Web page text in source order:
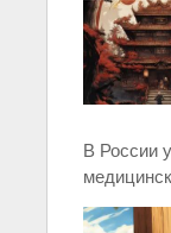
В России